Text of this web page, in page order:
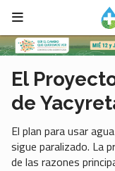
El
de
El plan para usar
sigue paralizado. La
de las razones